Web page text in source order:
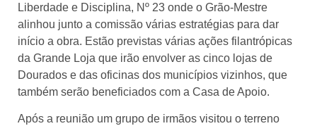
Liberdade e Disciplina, Nº 23 onde o Grão-Mestre
alinhou junto a comissão várias estratégias para dar
início a obra. Estão previstas várias ações filantrópicas
da Grande Loja que irão envolver as cinco lojas de
Dourados e das oficinas dos municípios vizinhos, que
também serão beneficiados com a Casa de Apoio.
Após a reunião um grupo de irmãos visitou o terreno